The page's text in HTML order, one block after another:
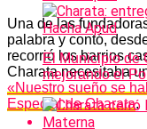
Una de las
palabra y contó,
recorrió los barrios
Charata necesitaba
«Nuestro sueño se
Especial de Charata.
El Municipio de
mejorando el